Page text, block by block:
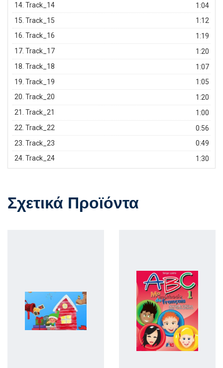
14.Track_14
1:04
15.Track_15
1:12
16.Track_16
1:19
17.Track_17
1:20
18.Track_18
1:07
19.Track_19
1:05
20.Track_20
1:20
21.Track_21
1:00
22.Track_22
0:56
23.Track_23
0:49
24.Track_24 1:30
Σχετικά Προϊόντα